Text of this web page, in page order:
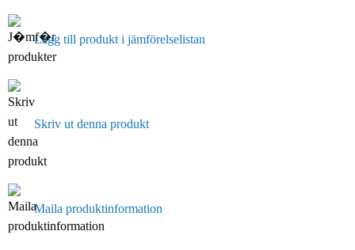
Lägg till produkt i jämförelselistan
Skriv ut denna produkt
Maila produktinformation